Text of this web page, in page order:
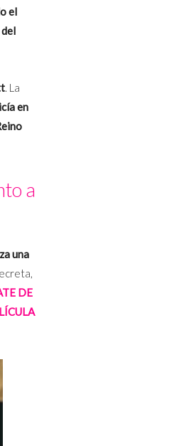
el
. La
en
a
una
DE